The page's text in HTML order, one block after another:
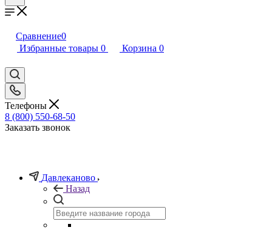
Сравнение0
Избранные товары 0 Корзина 0
Телефоны
8 (800) 550-68-50
Заказать звонок
Давлеканово
Назад